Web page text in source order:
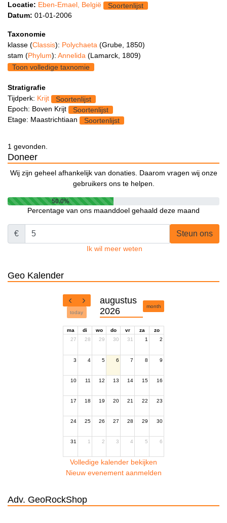
Locatie: Eben-Emael, België
Soortenlijst
Datum: 01-01-2006
Taxonomie
klasse (Classis): Polychaeta (Grube, 1850)
stam (Phylum): Annelida (Lamarck, 1809)
Toon volledige taxnomie
Stratigrafie
Tijdperk: Krijt
Soortenlijst
Epoch: Boven Krijt
Soortenlijst
Etage: Maastrichtiaan
Soortenlijst
1 gevonden.
Doneer
Wij zijn geheel afhankelijk van donaties. Daarom vragen wij onze
gebruikers ons te helpen.
50.0%
Percentage van ons maanddoel gehaald deze maand
€ Steun ons
Ik wil meer weten
Geo Kalender
today
augustus
2026
month
ma di wo do vr za
zo
27
28 29 30 31 1 2
3 4 5 6 7 8 9
10 11 12 13 14 15 16
17 18 19 20 21 22 23
24 25 26 27 28 29 30
31 1 2 3 4 5 6
Volledige kalender bekijken
Nieuw evenement aanmelden
Adv. GeoRockShop